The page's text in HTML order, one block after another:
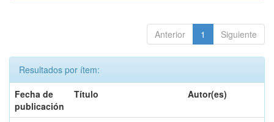
Anterior 1 Siguiente
Resultados por ítem:
Fecha de
publicación
Título Autor(es)